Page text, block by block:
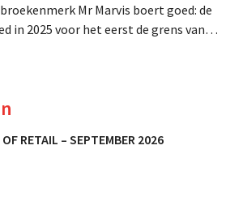
Mr Marvis boert goed: de
in 2025 voor het eerst de grens van
RETAIL – SEPTEMBER 2026